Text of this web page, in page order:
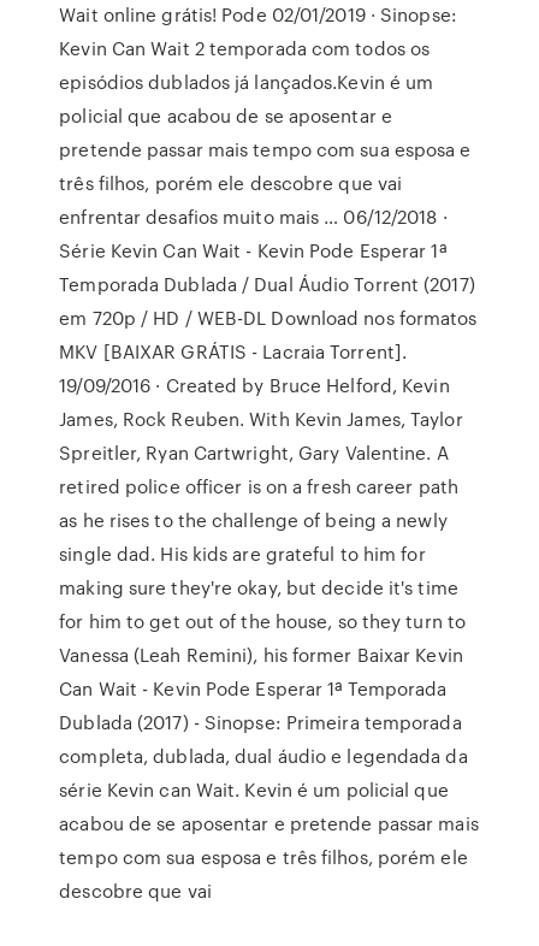
Wait online grátis! Pode 02/01/2019 · Sinopse:
Kevin Can Wait 2 temporada com todos os
episódios dublados já lançados.Kevin é um
policial que acabou de se aposentar e
pretende passar mais tempo com sua esposa e
três filhos, porém ele descobre que vai
enfrentar desafios muito mais … 06/12/2018 ·
Série Kevin Can Wait - Kevin Pode Esperar 1ª
Temporada Dublada / Dual Áudio Torrent (2017)
em 720p / HD / WEB-DL Download nos formatos
MKV [BAIXAR GRÁTIS - Lacraia Torrent].
19/09/2016 · Created by Bruce Helford, Kevin
James, Rock Reuben. With Kevin James, Taylor
Spreitler, Ryan Cartwright, Gary Valentine. A
retired police officer is on a fresh career path
as he rises to the challenge of being a newly
single dad. His kids are grateful to him for
making sure they're okay, but decide it's time
for him to get out of the house, so they turn to
Vanessa (Leah Remini), his former Baixar Kevin
Can Wait - Kevin Pode Esperar 1ª Temporada
Dublada (2017) - Sinopse: Primeira temporada
completa, dublada, dual áudio e legendada da
série Kevin can Wait. Kevin é um policial que
acabou de se aposentar e pretende passar mais
tempo com sua esposa e três filhos, porém ele
descobre que vai